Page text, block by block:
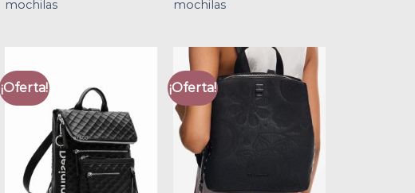
mochilas
mochilas
¡Oferta! ¡Oferta!